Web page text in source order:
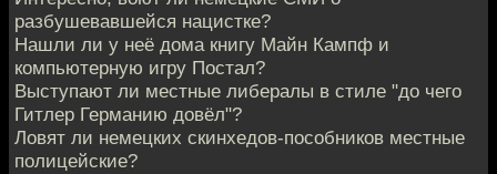
разбушевавшейся нацистке?
Нашли ли у неё дома книгу Майн Кампф и
компьютерную игру Постал?
Выступают ли местные либералы в стиле "до чего
Гитлер Германию довёл"?
Ловят ли немецких скинхедов-пособников местные
полицейские?